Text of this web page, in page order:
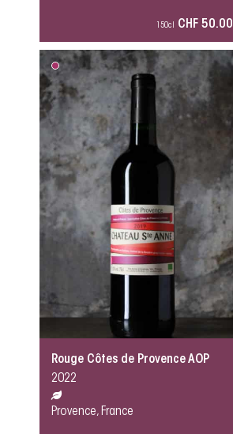
150cl CHF 50.00
Rouge Côtes de Provence AOP
2022
Provence, France